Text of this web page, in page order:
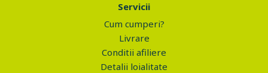
Servicii
Cum cumperi?
Livrare
Conditii afiliere
Detalii loialitate